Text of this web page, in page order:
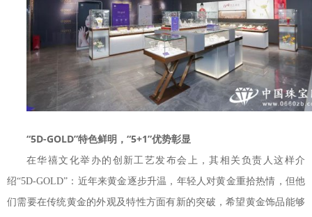
“5D-GOLD”特色鲜明，“5+1”优势彰显
在华禧文化举办的创新工艺发布会上，其相关负责人这样介
绍“5D-GOLD”：近年来黄金逐步升温，年轻人对黄金重拾热情，但他
们需要在传统黄金的外观及特性方面有新的突破，希望黄金饰品能够